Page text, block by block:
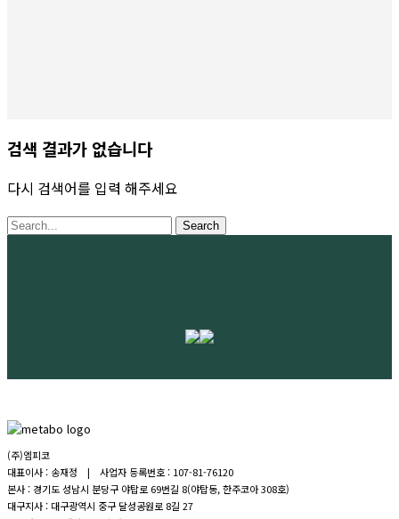
검색 결과가 없습니다
다시 검색어를 입력 해주세요
Search
(주)엠피코
대표이사 : 송재정 | 사업자 등록번호 : 107-81-76120
본사 : 경기도 성남시 분당구 야탑로 69번길 8(야탑동, 한주코아 308호)
대구지사 : 대구광역시 중구 달성공원로 8길 27